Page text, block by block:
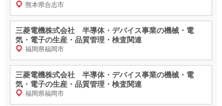
熊本県合志市
三菱電機株式会社 半導体・デバイス事業の機械・電
気・電子の生産・品質管理・検査関連
福岡県福岡市
三菱電機株式会社 半導体・デバイス事業の機械・電
気・電子の生産・品質管理・検査関連
福岡県福岡市